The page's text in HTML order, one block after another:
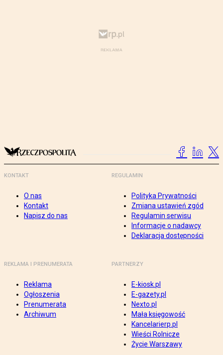
KONTAKT
O nas
Kontakt
Napisz do nas
REGULAMIN
Polityka Prywatności
Zmiana ustawień zgód
Regulamin serwisu
Informacje o nadawcy
Deklaracja dostępności
REKLAMA I PRENUMERATA
Reklama
Ogłoszenia
Prenumerata
Archiwum
PARTNERZY
E-kiosk.pl
E-gazety.pl
Nexto.pl
Mała księgowość
Kancelarierp.pl
Wieści Rolnicze
Życie Warszawy